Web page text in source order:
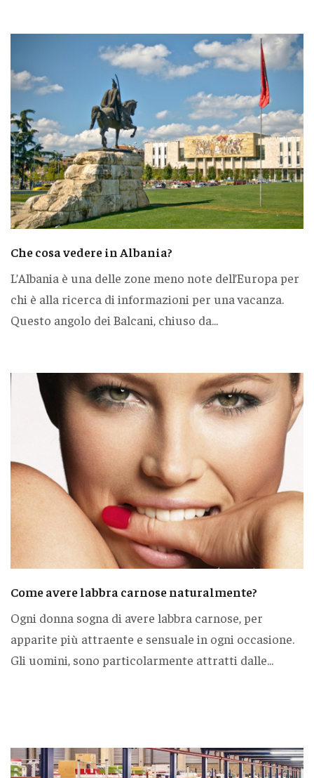
Che cosa vedere in Albania?
L’Albania è una delle zone meno note dell’Europa per
chi è alla ricerca di informazioni per una vacanza.
Questo angolo dei Balcani, chiuso da...
Come avere labbra carnose naturalmente?
Ogni donna sogna di avere labbra carnose, per
apparite più attraente e sensuale in ogni occasione.
Gli uomini, sono particolarmente attratti dalle...